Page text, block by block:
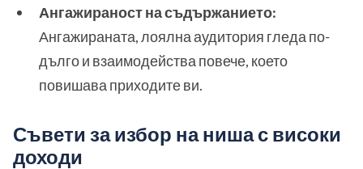
Ангажираност на съдържанието:
Ангажираната, лоялна аудитория гледа по-
дълго и взаимодейства повече, което
повишава приходите ви.
Съвети за избор на ниша с високи
доходи